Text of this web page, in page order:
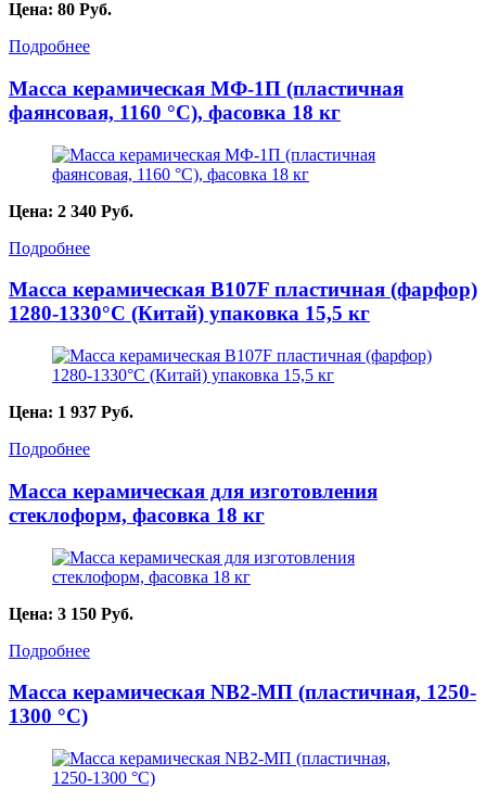
Цена: 80 Руб.
Подробнее
Масса керамическая МФ-1П (пластичная
фаянсовая, 1160 °С), фасовка 18 кг
Цена: 2 340 Руб.
Подробнее
Масса керамическая B107F пластичная (фарфор)
1280-1330°С (Китай) упаковка 15,5 кг
Цена: 1 937 Руб.
Подробнее
Масса керамическая для изготовления
стеклоформ, фасовка 18 кг
Цена: 3 150 Руб.
Подробнее
Масса керамическая NB2-МП (пластичная, 1250-
1300 °C)